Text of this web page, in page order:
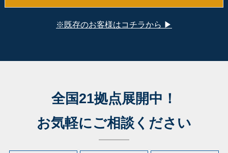
※既存のお客様はコチラから ▶
全国21拠点展開中！
お気軽にご相談ください